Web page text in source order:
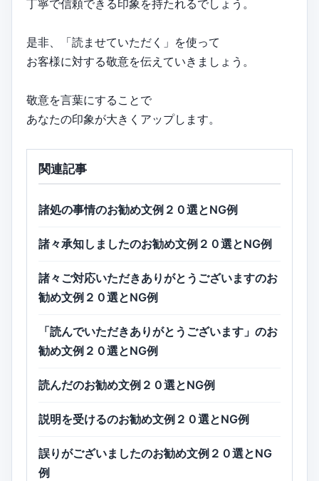
丁寧で信頼できる印象を持たれるでしょう。
是非、「読ませていただく」を使って
お客様に対する敬意を伝えていきましょう。
敬意を言葉にすることで
あなたの印象が大きくアップします。
関連記事
諸処の事情のお勧め文例２０選とNG例
諸々承知しましたのお勧め文例２０選とNG例
諸々ご対応いただきありがとうございますのお
勧め文例２０選とNG例
「読んでいただきありがとうございます」のお
勧め文例２０選とNG例
読んだのお勧め文例２０選とNG例
説明を受けるのお勧め文例２０選とNG例
誤りがございましたのお勧め文例２０選とNG
例